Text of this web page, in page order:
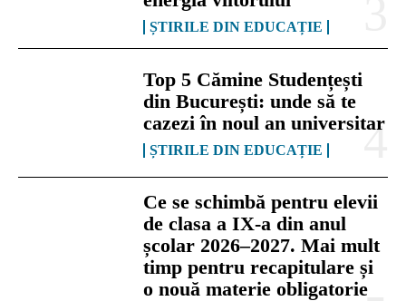
ȘTIRILE DIN EDUCAȚIE
Top 5 Cămine Studențești
din București: unde să te
cazezi în noul an universitar
ȘTIRILE DIN EDUCAȚIE
Ce se schimbă pentru elevii
de clasa a IX-a din anul
școlar 2026–2027. Mai mult
timp pentru recapitulare și
o nouă materie obligatorie